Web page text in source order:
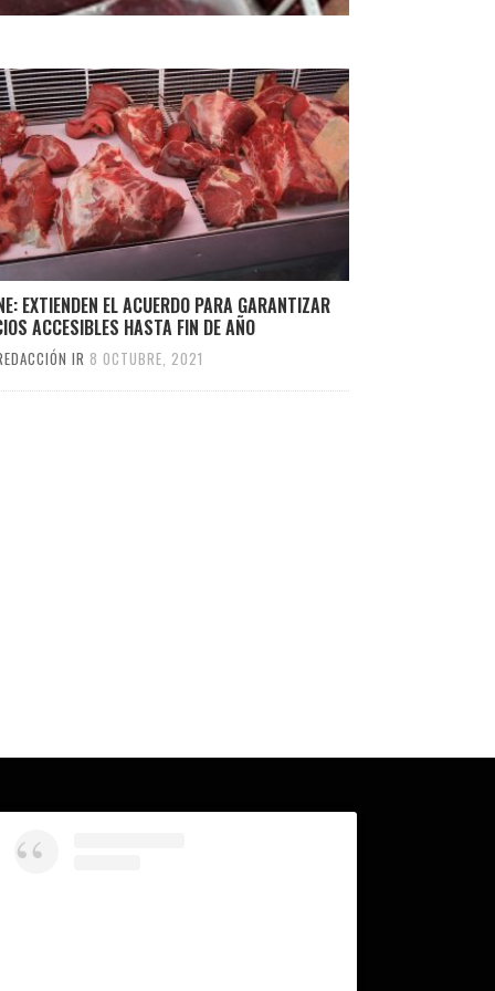
EXTIENDEN EL ACUERDO PARA GARANTIZAR
ACCESIBLES HASTA FIN DE AÑO
IR 8 OCTUBRE, 2021